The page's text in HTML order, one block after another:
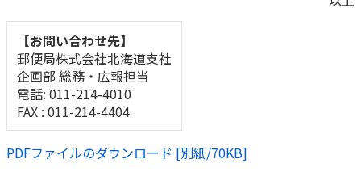
各種サービス・お知らせ
かんぽプラチナライフサービス
ご契約手続きの流れ
保険料のお払込方法
保険用語集
お問い合わせ
かんぽアプリ～かんぽの健康と安心を手のひらに～
かんぽブランド
【お問い合わせ先】
郵便局株式会社北海道支社
企画部 総務・広報担当
電話: 011-214-4010
FAX : 011-214-4404
PDFファイルのダウンロード [別紙/70KB]